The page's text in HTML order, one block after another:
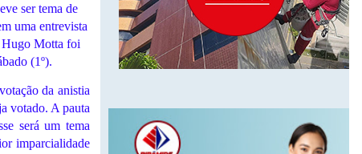
ser tema de
uma entrevista
Hugo Motta foi
(1º).
da anistia
votado. A pauta
será um tema
imparcialidade